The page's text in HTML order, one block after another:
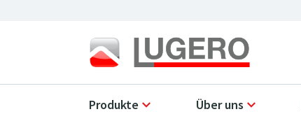
Produkte Über uns